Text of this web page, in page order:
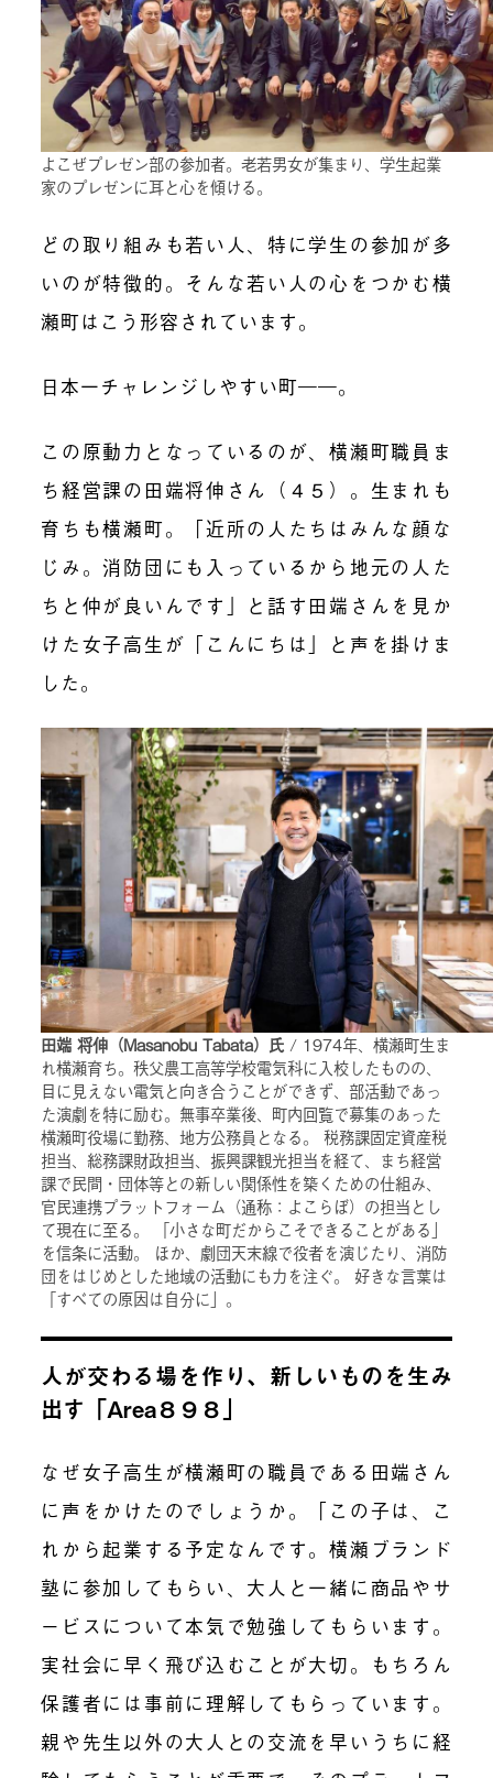
よこぜプレゼン部の参加者。老若男女が集まり、学生起業
家のプレゼンに耳と心を傾ける。
どの取り組みも若い人、特に学生の参加が多
いのが特徴的。そんな若い人の心をつかむ横
瀬町はこう形容されています。
日本一チャレンジしやすい町――。
この原動力となっているのが、横瀬町職員ま
ち経営課の田端将伸さん（４５）。生まれも
育ちも横瀬町。「近所の人たちはみんな顔な
じみ。消防団にも入っているから地元の人た
ちと仲が良いんです」と話す田端さんを見か
けた女子高生が「こんにちは」と声を掛けま
した。
田端 将伸（Masanobu Tabata）氏 / 1974年、横瀬町生ま
れ横瀬育ち。秩父農工高等学校電気科に入校したものの、
目に見えない電気と向き合うことができず、部活動であっ
た演劇を特に励む。無事卒業後、町内回覧で募集のあった
横瀬町役場に勤務、地方公務員となる。 税務課固定資産税
担当、総務課財政担当、振興課観光担当を経て、まち経営
課で民間・団体等との新しい関係性を築くための仕組み、
官民連携プラットフォーム（通称：よこらぼ）の担当とし
て現在に至る。 「小さな町だからこそできることがある」
を信条に活動。 ほか、劇団天末線で役者を演じたり、消防
団をはじめとした地域の活動にも力を注ぐ。 好きな言葉は
「すべての原因は自分に」。
人が交わる場を作り、新しいものを生み
出す「Area８９８」
なぜ女子高生が横瀬町の職員である田端さん
に声をかけたのでしょうか。「この子は、こ
れから起業する予定なんです。横瀬ブランド
塾に参加してもらい、大人と一緒に商品やサ
ービスについて本気で勉強してもらいます。
実社会に早く飛び込むことが大切。もちろん
保護者には事前に理解してもらっています。
親や先生以外の大人との交流を早いうちに経